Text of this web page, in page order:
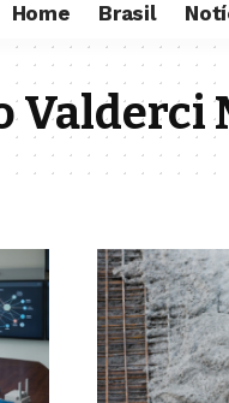
Home Brasil
Valderci